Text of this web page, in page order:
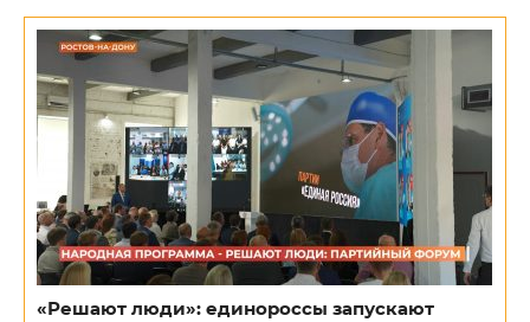
«Решают люди»: единороссы запускают